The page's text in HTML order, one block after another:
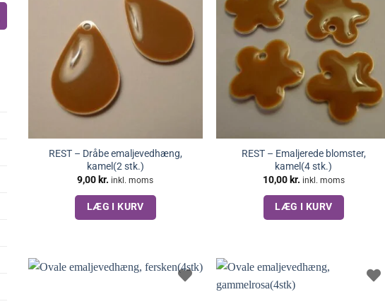
REST – Dråbe emaljevedhæng,
kamel(2 stk.)
9,00 kr. inkl. moms
LÆG I KURV
REST – Emaljerede blomster,
kamel(4 stk.)
10,00 kr. inkl. moms
LÆG I KURV